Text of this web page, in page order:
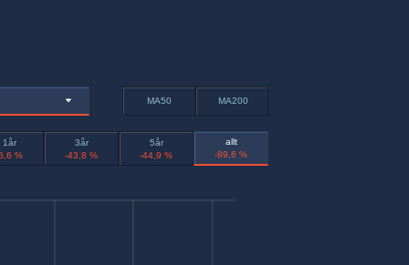
MA50 MA200
1år
%
3år
-43,8 %
5år
-44,9 %
allt
-89,6 %